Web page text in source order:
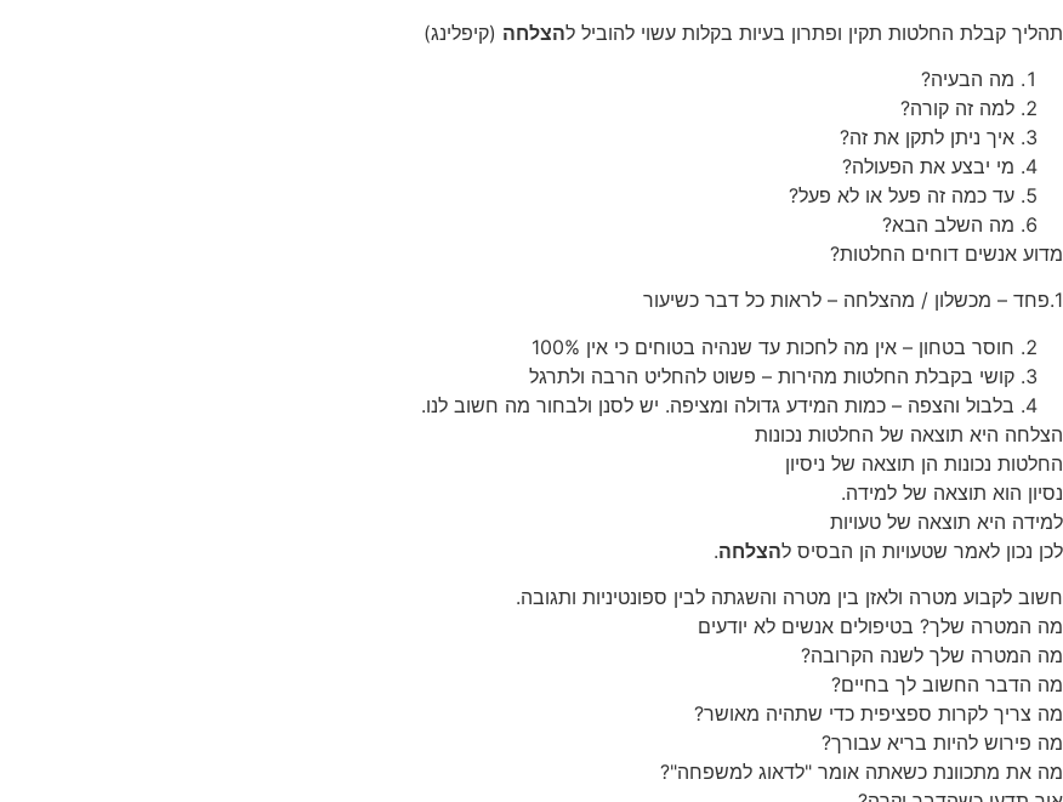
תהליך קבלת החלטות תקין ופתרון בעיות בקלות עשוי להוביל להצלחה (קיפלינג)
מה הבעיה?
למה זה קורה?
איך ניתן לתקן את זה?
מי יבצע את הפעולה?
עד כמה זה פעל או לא פעל?
מה השלב הבא?
מדוע אנשים דוחים החלטות?
1.פחד – מכשלון / מהצלחה – לראות כל דבר כשיעור
חוסר בטחון – אין מה לחכות עד שנהיה בטוחים כי אין 100%
קושי בקבלת החלטות מהירות – פשוט להחליט הרבה ולתרגל
בלבול והצפה – כמות המידע גדולה ומציפה. יש לסנן ולבחור מה חשוב לנו.
הצלחה היא תוצאה של החלטות נכונות
החלטות נכונות הן תוצאה של ניסיון
נסיון הוא תוצאה של למידה.
למידה היא תוצאה של טעויות
לכן נכון לאמר שטעויות הן הבסיס להצלחה.
חשוב לקבוע מטרה ולאזן בין מטרה והשגתה לבין ספונטיניות ותגובה.
מה המטרה שלך? בטיפולים אנשים לא יודעים
מה המטרה שלך לשנה הקרובה?
מה הדבר החשוב לך בחיים?
מה צריך לקרות ספציפית כדי שתהיה מאושר?
מה פירוש להיות בריא עבורך?
מה את מתכוונת כשאתה אומר "לדאוג למשפחה"?